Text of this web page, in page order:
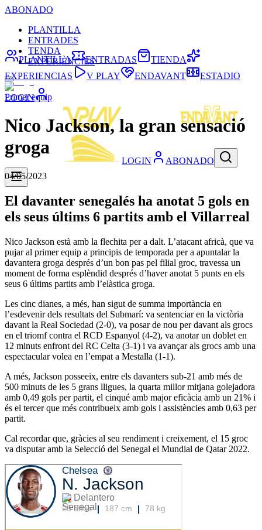
ABONADO
PLANTILLA
ENTRADES
TENDA
EXPERIÈNCIES
LOGIN
LOGIN ABONADO
PLANTILLA ENTRADAS
TIENDA
EXPERIENCIAS
V PLAY ENDAVANT ESTADIO
Primer equip
Nico Jackson, la gran sensació
groga
04/05/2023
El davanter senegalés ha anotat 5 gols en
els seus últims 6 partits amb el Villarreal
Nico Jackson està amb la flechita per a dalt. L’atacant africà, que va
pujar al primer equip a principis de temporada per a apuntalar la
davantera groga després d’un bon pas pel filial groc, travessa un
moment de forma esplèndid després d’haver anotat 5 punts en els
seus 6 últims partits amb l’elàstica groga.
Les cinc dianes, a més, han sigut de summa importància en
l’esdevenir dels resultats del Submarí: va sentenciar en la victòria
davant la Real Sociedad (2-0), va posar de nou per davant als grocs
en el triomf contra el RCD Espanyol (4-2), va anotar un doblet en
12 minuts enfront del RC Celta (3-1) i va avançar als grocs amb una
espectacular volea en l’empat a Mestalla (1-1).
A més, Jackson posseeix, entre els davanters sub-21 amb més de
500 minuts de les 5 grans lligues, la quarta millor mitjana golejadora
amb 0,49 gols per partit, el cinqué amb major eficàcia amb un 21% i
és el tercer que més contribueix amb gols i assistències amb 0,63 per
partit.
Cal recordar que, gràcies al seu rendiment i creixement, el 15 groc
va disputar amb la Selecció del Senegal el Mundial de Qatar 2022.